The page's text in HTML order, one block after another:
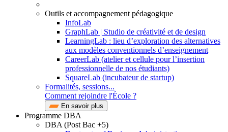
Outils et accompagnement pédagogique
InfoLab
GraphLab | Studio de créativité et de design
LearningLab : lieu d’exploration des alternatives
aux modèles conventionnels d’enseignement
CareerLab (atelier et cellule pour l’insertion
professionnelle de nos étudiants)
SquareLab (incubateur de startup)
Formalités, sessions...
Comment rejoindre l'École ?
En savoir plus
Programme DBA
DBA (Post Bac +5)